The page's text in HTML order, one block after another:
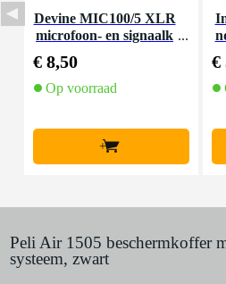
Devine MIC100/5 XLR
microfoon- en signaalk
€ 8,50
Op voorraad
+
€
Peli Air 1505 beschermkoffer
systeem, zwart